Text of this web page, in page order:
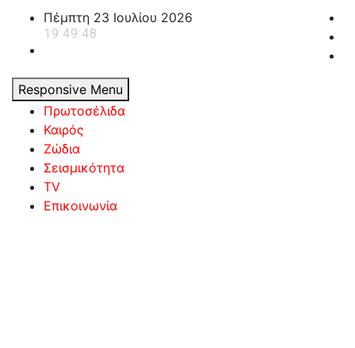
content
Πέμπτη 23 Ιουλίου 2026
19:49:48
Responsive Menu
Πρωτοσέλιδα
Καιρός
Ζώδια
Σεισμικότητα
TV
Επικοινωνία